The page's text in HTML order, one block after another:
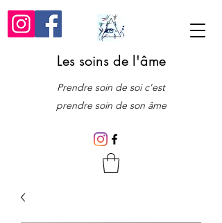
Les soins de l'âme
Prendre soin de soi c'est
prendre soin de son âme